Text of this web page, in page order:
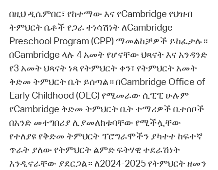
በዚህ ዲሴምበር፣ የከተማው እና የCambridge የህዝብ
ትምህርት ቤቶች የጋራ ተነሳሽነት ለCambridge
Preschool Program (CPP) ማመልከቻዎች ይከፈታሉ።
በCambridge ላሉ 4 አመት የሆናቸው ህጻናት እና አንዳንድ
የ3 አመት ህጻናት ነጻ የትምህርት ቀን፣ የትምህርት አመት
ቅድመ ትምህርት ቤት ይሰጣል። በCambridge Office of
Early Childhood (OEC) የሚመራው ሲፒፒ ሁሉም
የCambridge ቅድመ ትምህርት ቤት ተማሪዎች ቤተሰቦች
በአንድ መተግበሪያ ሊያመለክቱባቸው የሚችሏቸው
የተለያዩ የቅድመ ትምህርት ፕሮግራሞችን ያካተተ ከፍተኛ
ጥራት ያለው የትምህርት ልምድ ፍትሃዊ ተደራሽነት
እንዲኖራቸው ያደርጋል። ለ2024-2025 የትምህርት ዘመን